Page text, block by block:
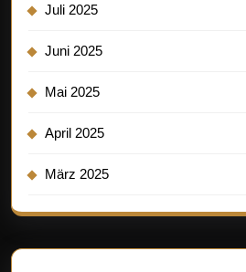
Juli 2025
Juni 2025
Mai 2025
April 2025
März 2025